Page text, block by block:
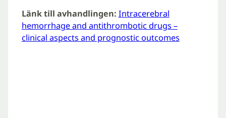
Länk till avhandlingen: Intracerebral
hemorrhage and antithrombotic drugs –
clinical aspects and prognostic outcomes